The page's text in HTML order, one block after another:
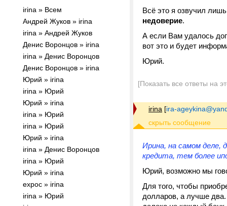
irina » Всем
Андрей Жуков » irina
irina » Андрей Жуков
Денис Воронцов » irina
irina » Денис Воронцов
Денис Воронцов » irina
Юрий » irina
irina » Юрий
Юрий » irina
irina » Юрий
irina » Юрий
Юрий » irina
irina » Денис Воронцов
irina » Юрий
Юрий » irina
expoc » irina
irina » Юрий
Всё это я озвучил
недоверие.
А если Вам удалось
вот это и будет
Юрий.
[Показать все ответы на
irina [ira-
Ирина, на самом деле,
кредита, тем более
Юрий, возможно мы
Для того, чтобы
долларов, а лучше два.